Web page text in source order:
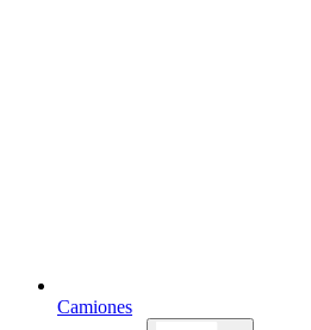
Camiones